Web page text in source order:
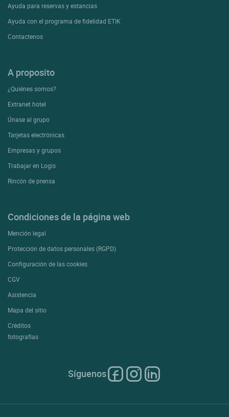
Ayuda para reservas y estancias
Ayuda con el programa de fidelidad ETIK
Contactenos
A proposito
¿Quiénes somos?
Extranet hotel
Únase al grupo
Tarjetas electrónicas
Empresas y grupos
Trabajar en Logis
Rincón de prensa
Condiciones de la página web
Mención legal
Protección de datos personales (RGPD)
Configuración de las cookies
CGV
Asistencia
Mapa del sitio
Créditos
fotografías
Síguenos